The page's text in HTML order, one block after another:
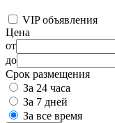
VIP объявления
Цена
от
до
Срок размещения
За 24 часа
За 7 дней
За все время